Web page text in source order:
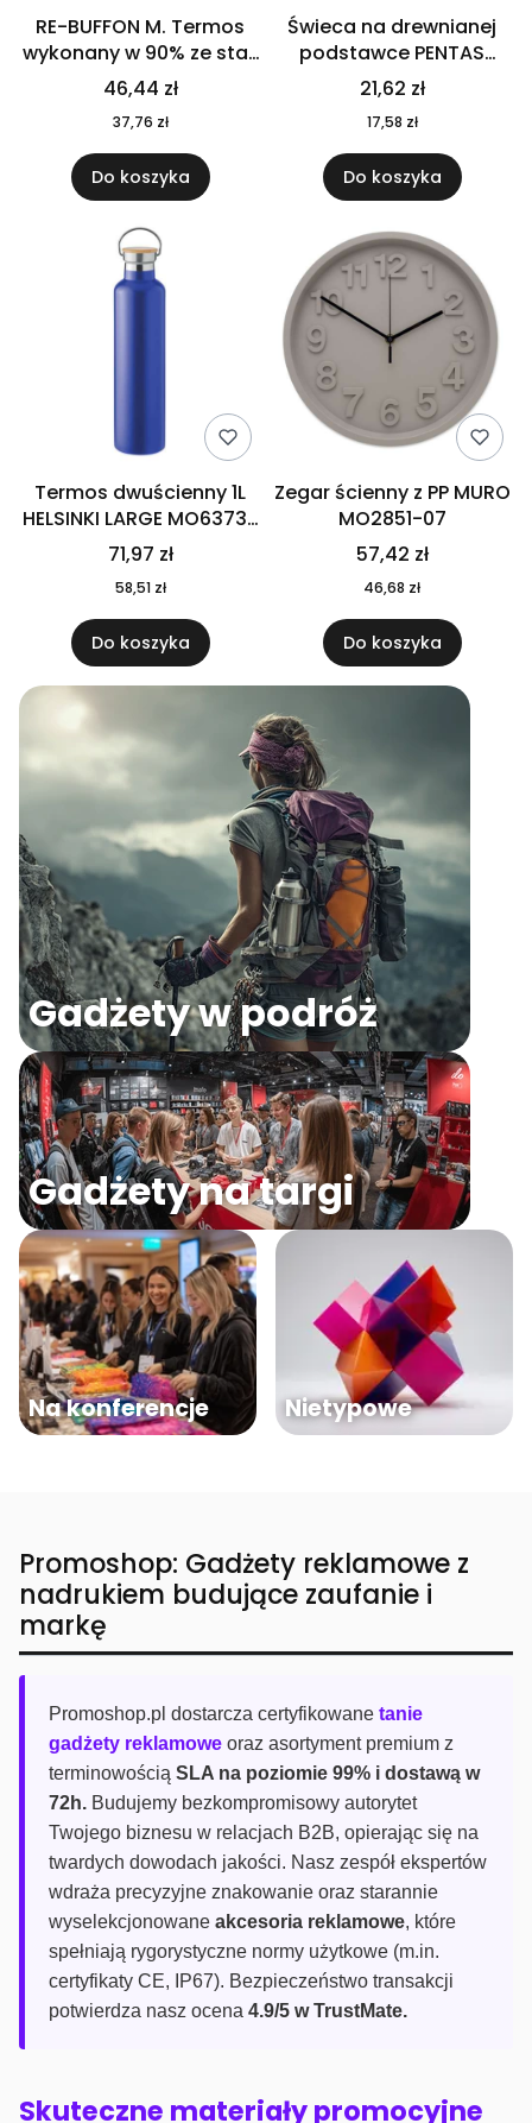
RE-BUFFON M. Termos
wykonany w 90% ze stali
nierdzewnej
pochodzącej z
recyklingu 520 ml 94294
46,44 zł
37,76 zł
Do koszyka
Świeca na drewnianej
podstawce PENTAS
MO6282-40
21,62 zł
17,58 zł
Do koszyka
Termos dwuścienny 1L
HELSINKI LARGE MO6373-
04
71,97 zł
58,51 zł
Do koszyka
Zegar ścienny z PP MURO
MO2851-07
57,42 zł
46,68 zł
Do koszyka
Gadżety w podróż
Gadżety na targi
Na konferencje Nietypowe
Promoshop: Gadżety reklamowe z
nadrukiem budujące zaufanie i
markę
Promoshop.pl dostarcza certyfikowane tanie
gadżety reklamowe oraz asortyment premium z
terminowością SLA na poziomie 99% i dostawą w
72h. Budujemy bezkompromisowy autorytet
Twojego biznesu w relacjach B2B, opierając się na
twardych dowodach jakości. Nasz zespół ekspertów
wdraża precyzyjne znakowanie oraz starannie
wyselekcjonowane akcesoria reklamowe, które
spełniają rygorystyczne normy użytkowe (m.in.
certyfikaty CE, IP67). Bezpieczeństwo transakcji
potwierdza nasz ocena 4.9/5 w TrustMate.
Skuteczne materiały promocyjne